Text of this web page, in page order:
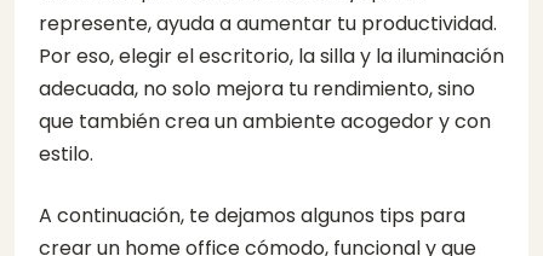
represente, ayuda a aumentar tu productividad.
Por eso, elegir el escritorio, la silla y la iluminación
adecuada, no solo mejora tu rendimiento, sino
que también creaun ambiente acogedor y con
estilo.
A continuación, te dejamos algunos tips para
crear un home office cómodo, funcional y que